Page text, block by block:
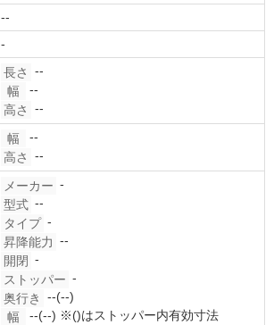
--
-
長さ
--
幅
--
高さ
--
幅
--
高さ
--
メーカー -
型式 --
タイプ -
昇降能力 --
開閉 -
ストッパー -
奥行き
--(--)
幅
--(--) ※()はストッパー内有効寸法